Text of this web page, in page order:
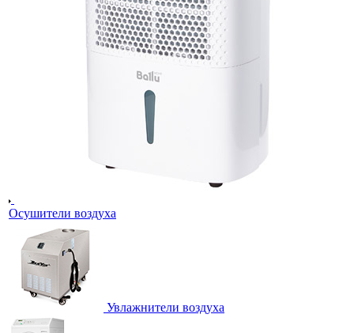
Осушители воздуха
Увлажнители воздуха